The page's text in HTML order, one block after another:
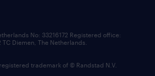
No: 33216172 Registered office:
TC Diemen, The Netherlands.
trademark of © Randstad N.V.